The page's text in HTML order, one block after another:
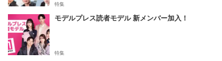
特集
モデルプレス読者モデル 新メンバー加入！
特集